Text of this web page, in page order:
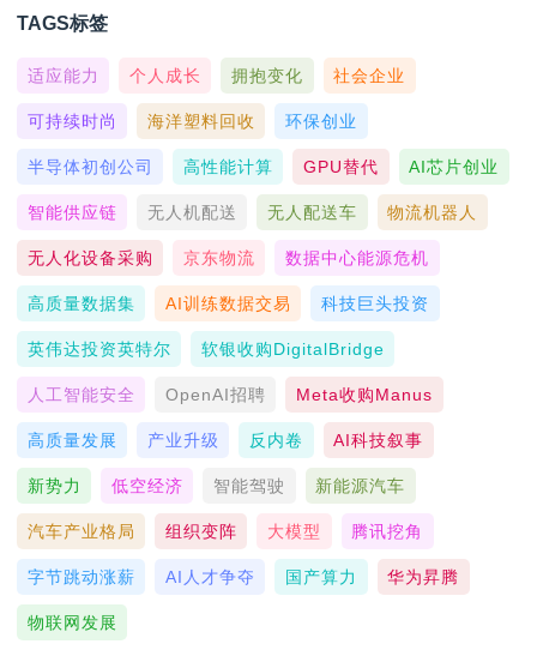
TAGS标签
适应能力 个人成长 拥抱变化 社会企业
可持续时尚 海洋塑料回收 环保创业
半导体初创公司 高性能计算 GPU替代 AI芯片创业
智能供应链 无人机配送 无人配送车 物流机器人
无人化设备采购 京东物流 数据中心能源危机
高质量数据集 AI训练数据交易 科技巨头投资
英伟达投资英特尔 软银收购DigitalBridge
人工智能安全 OpenAI招聘 Meta收购Manus
高质量发展 产业升级 反内卷 AI科技叙事
新势力 低空经济 智能驾驶 新能源汽车
汽车产业格局 组织变阵 大模型 腾讯挖角
字节跳动涨薪 AI人才争夺 国产算力 华为昇腾
物联网发展